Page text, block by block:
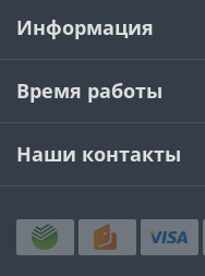
Информация
Время работы
Наши контакты